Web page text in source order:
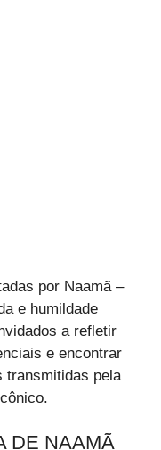
por Naamã –
e humildade
a refletir
e encontrar
transmitidas pela
DE NAAMÃ